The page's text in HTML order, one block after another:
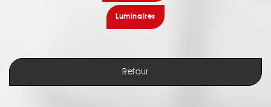
Luminaires
Retour